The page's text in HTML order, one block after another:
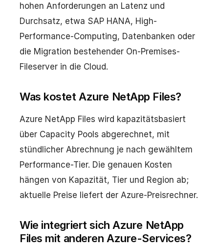
hohen Anforderungen an Latenz und
Durchsatz, etwa SAP HANA, High-
Performance-Computing, Datenbanken oder
die Migration bestehender On-Premises-
Fileserver in die Cloud.
Was kostet Azure NetApp Files?
Azure NetApp Files wird kapazitätsbasiert
über Capacity Pools abgerechnet, mit
stündlicher Abrechnung je nach gewähltem
Performance-Tier. Die genauen Kosten
hängen von Kapazität, Tier und Region ab;
aktuelle Preise liefert der Azure-Preisrechner.
Wie integriert sich Azure NetApp
Files mit anderen Azure-Services?